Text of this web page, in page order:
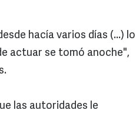
hacía varios días (...) lo
actuar se tomó anoche",
las autoridades le